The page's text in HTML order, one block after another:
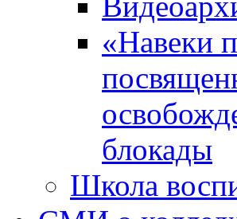
«Навеки
блокады
Школа